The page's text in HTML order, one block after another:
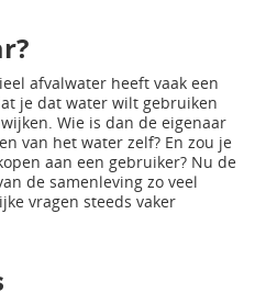
afvalwater heeft vaak een
je dat water wilt gebruiken
Wie is dan de eigenaar
van het water zelf? En zou je
aan een gebruiker? Nu de
de samenleving zo veel
vragen steeds vaker